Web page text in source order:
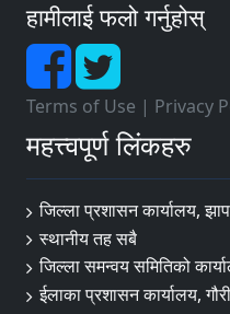
हामीलाई फलो गर्नुहोस्
Terms of Use | Privacy
महत्त्वपूर्ण लिंकहरु
जिल्ला प्रशासन कार्यालय,
स्थानीय तह सबै
जिल्ला समन्वय समितिको
ईलाका प्रशासन कार्यालय,